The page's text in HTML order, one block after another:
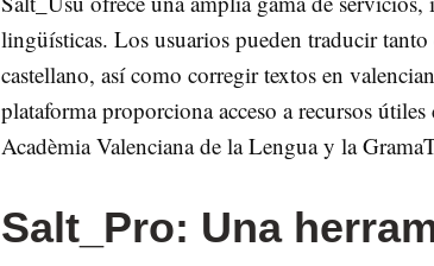
lingüísticas. Los usuarios pueden traducir
castellano, así como corregir textos en
plataforma proporciona acceso a recursos
Acadèmia Valenciana de la Lengua y la
Salt_Pro: Una